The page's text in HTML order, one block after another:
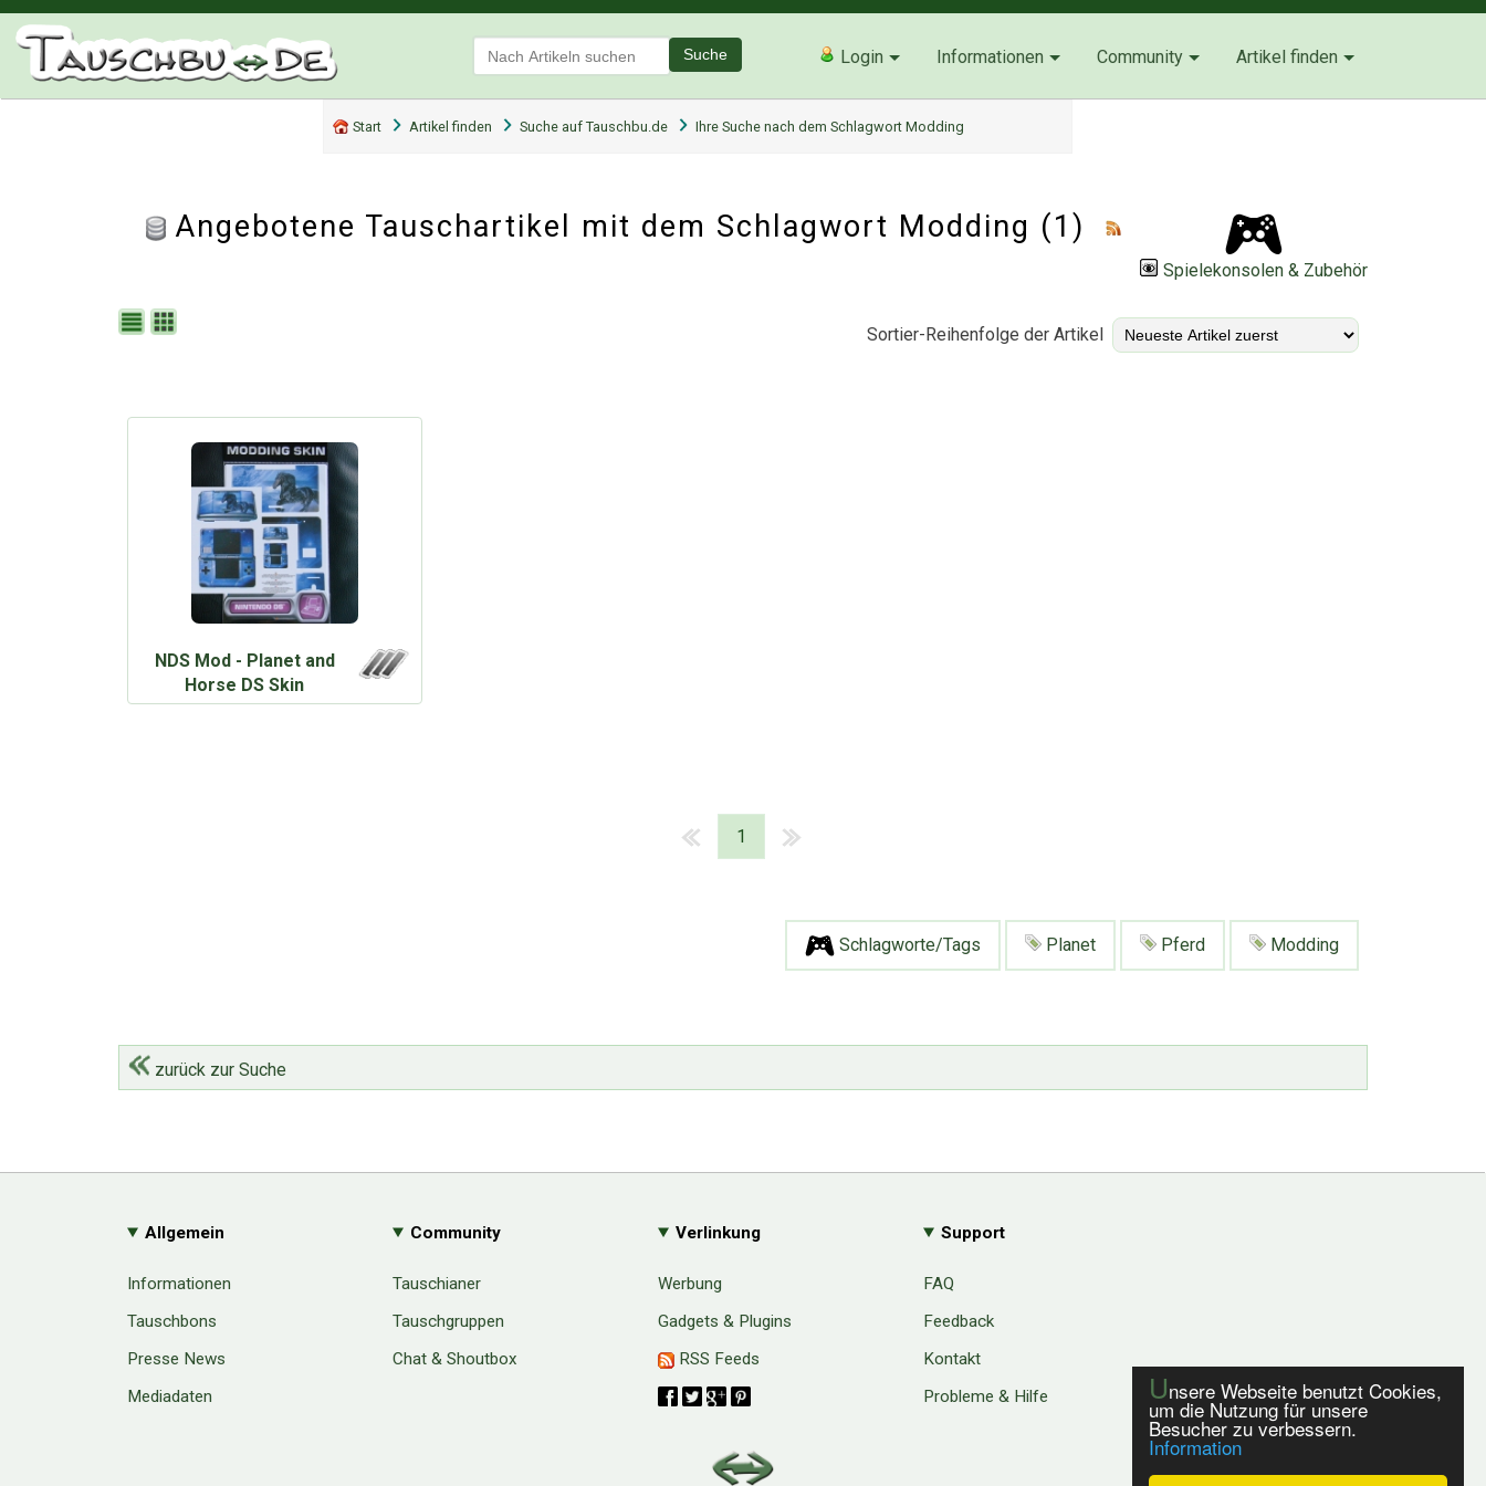
Unsere Webseite benutzt Cookies,
um die Nutzung für unsere
Besucher zu verbessern.
Information
Suche Login Informationen Community Artikel finden
Start Artikel finden Suche auf Tauschbu.de Ihre Suche nach dem Schlagwort Modding
Spielekonsolen & Zubehör
Angebotene Tauschartikel mit dem Schlagwort Modding (1)
Sortier-Reihenfolge der Artikel
NDS Mod - Planet and
Horse DS Skin
1
Schlagworte/Tags Planet Pferd Modding
zurück zur Suche
Allgemein
Informationen
Tauschbons
Presse News
Mediadaten
Community
Tauschianer
Tauschgruppen
Chat & Shoutbox
Verlinkung
Werbung
Gadgets & Plugins
RSS Feeds
Support
FAQ
Feedback
Kontakt
Probleme & Hilfe